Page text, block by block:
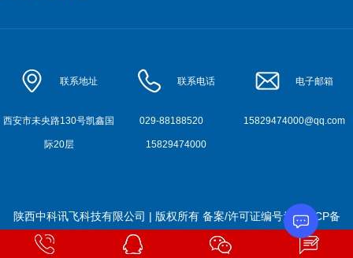
联系地址
西安市未央路130号凯鑫国
际20层
联系电话
029-88188520
15829474000
电子邮箱
15829474000@qq.com
陕西中科讯飞科技有限公司 | 版权所有 备案/许可证编号为:陕ICP备
2022010900号-4